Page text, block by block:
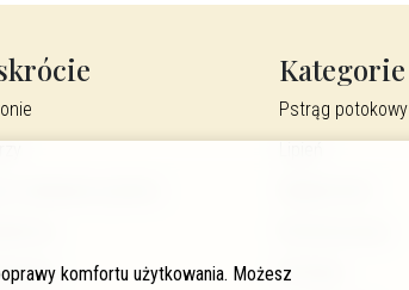
Kategorie
Pstrąg potokowy
Ekologia
komfortu użytkowania. Możesz